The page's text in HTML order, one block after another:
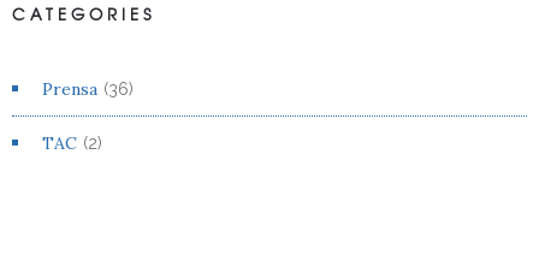
CATEGORIES
Prensa (36)
TAC (2)